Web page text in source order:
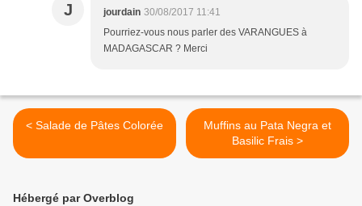
J jourdain 30/08/2017 11:41
Pourriez-vous nous parler des VARANGUES à
MADAGASCAR ? Merci
< Salade de Pâtes Colorée
Muffins au Pata Negra et
Basilic Frais >
Hébergé par Overblog